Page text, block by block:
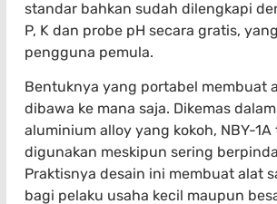
standar bahkan sudah dilengkapi
P, K dan probe pH secara gratis,
pengguna pemula.
Bentuknya yang portabel membuat
dibawa ke mana saja. Dikemas
aluminium alloy yang kokoh, NBY-
digunakan meskipun sering
Praktisnya desain ini membuat alat
bagi pelaku usaha kecil maupun